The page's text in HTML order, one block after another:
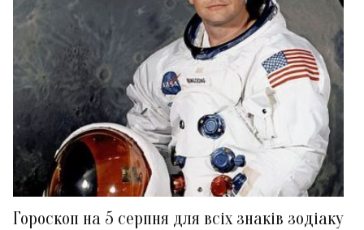
Гороскоп на 5 серпня для всіх знаків зодіаку